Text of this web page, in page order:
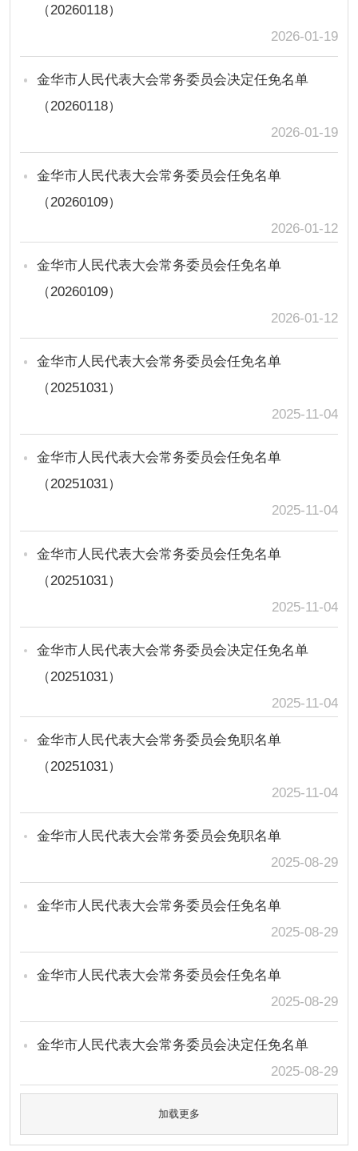
（20260118）
2026-01-19
金华市人民代表大会常务委员会决定任免名单
（20260118）
2026-01-19
金华市人民代表大会常务委员会任免名单
（20260109）
2026-01-12
金华市人民代表大会常务委员会任免名单
（20260109）
2026-01-12
金华市人民代表大会常务委员会任免名单
（20251031）
2025-11-04
金华市人民代表大会常务委员会任免名单
（20251031）
2025-11-04
金华市人民代表大会常务委员会任免名单
（20251031）
2025-11-04
金华市人民代表大会常务委员会决定任免名单
（20251031）
2025-11-04
金华市人民代表大会常务委员会免职名单
（20251031）
2025-11-04
金华市人民代表大会常务委员会免职名单
2025-08-29
金华市人民代表大会常务委员会任免名单
2025-08-29
金华市人民代表大会常务委员会任免名单
2025-08-29
金华市人民代表大会常务委员会决定任免名单
2025-08-29
加载更多